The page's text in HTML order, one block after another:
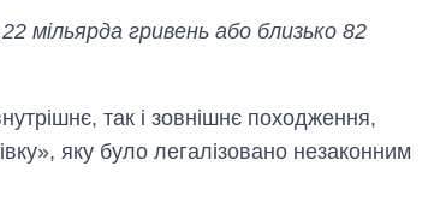
мільярда гривень або близько 82
так і зовнішнє походження,
яку було легалізовано незаконним